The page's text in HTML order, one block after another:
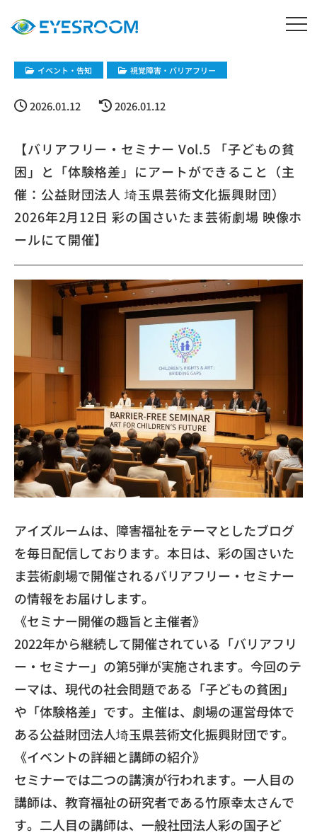
イベント・告知 視覚障害・バリアフリー
2026.01.12 2026.01.12
【バリアフリー・セミナー Vol.5 「子どもの貧
困」と「体験格差」にアートができること（主
催：公益財団法人 埼玉県芸術文化振興財団）
2026年2月12日 彩の国さいたま芸術劇場 映像ホ
ールにて開催】
アイズルームは、 障害福祉をテーマとしたブログ
を毎日配信しております。本日は、 彩の国さいた
ま芸術劇場で開催されるバリアフリー・ セミナー
の情報をお届けします。
​《セミナー開催の趣旨と主催者》
2022年から継続して開催されている「バリアフリ
ー・ セミナー」の第5弾が実施されます。今回のテ
ーマは、 現代の社会問題である「子どもの貧困」
や「体験格差」です。 主催は、 劇場の運営母体で
ある公益財団法人埼玉県芸術文化振興財団です。
​《イベントの詳細と講師の紹介》
セミナーでは二つの講演が行われます。一人目の
講師は、 教育福祉の研究者である竹原幸太さんで
す。二人目の講師は、 一般社団法人彩の国子ど